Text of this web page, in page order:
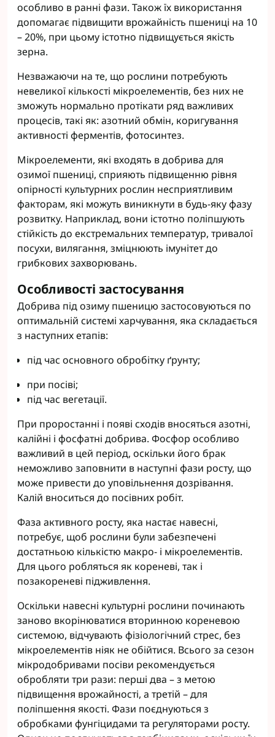
особливо в ранні фази. Також їх використання
допомагає підвищити врожайність пшениці на 10
– 20%, при цьому істотно підвищується якість
зерна.
Незважаючи на те, що рослини потребують
невеликої кількості мікроелементів, без них не
зможуть нормально протікати ряд важливих
процесів, такі як: азотний обмін, коригування
активності ферментів, фотосинтез.
Мікроелементи, які входять в добрива для
озимої пшениці, сприяють підвищенню рівня
опірності культурних рослин несприятливим
факторам, які можуть виникнути в будь-яку фазу
розвитку. Наприклад, вони істотно поліпшують
стійкість до екстремальних температур, тривалої
посухи, вилягання, зміцнюють імунітет до
грибкових захворювань.
Особливості застосування
Добрива під озиму пшеницю застосовуються по
оптимальній системі харчування, яка складається
з наступних етапів:
під час основного обробітку ґрунту;
при посіві;
під час вегетації.
При проростанні і появі сходів вносяться азотні,
калійні і фосфатні добрива. Фосфор особливо
важливий в цей період, оскільки його брак
неможливо заповнити в наступні фази росту, що
може привести до уповільнення дозрівання.
Калій вноситься до посівних робіт.
Фаза активного росту, яка настає навесні,
потребує, щоб рослини були забезпечені
достатньою кількістю макро- і мікроелементів.
Для цього робляться як кореневі, так і
позакореневі підживлення.
Оскільки навесні культурні рослини починають
заново вкорінюватися вторинною кореневою
системою, відчувають фізіологічний стрес, без
мікроелементів ніяк не обійтися. Всього за сезон
мікродобривами посіви рекомендується
обробляти три рази: перші два – з метою
підвищення врожайності, а третій – для
поліпшення якості. Фази поєднуються з
обробками фунгіцидами та регуляторами росту.